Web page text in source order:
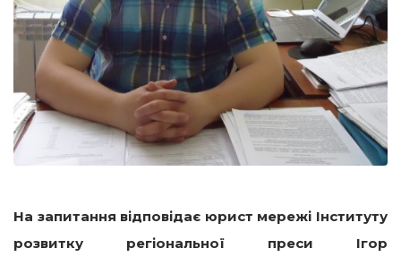
На запитання відповідає юрист мережі Інституту
розвитку регіональної преси Ігор